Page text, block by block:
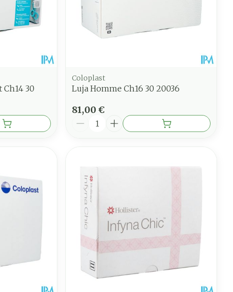
Ch14 30
Coloplast
Luja Homme Ch16 30 20036
81,00 €
Quantité